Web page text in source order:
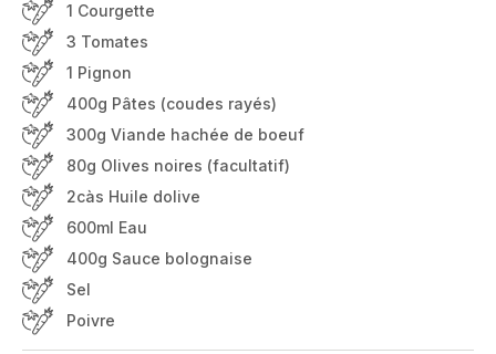
1 Courgette
3 Tomates
1 Pignon
400g Pâtes (coudes rayés)
300g Viande hachée de boeuf
80g Olives noires (facultatif)
2càs Huile dolive
600ml Eau
400g Sauce bolognaise
Sel
Poivre